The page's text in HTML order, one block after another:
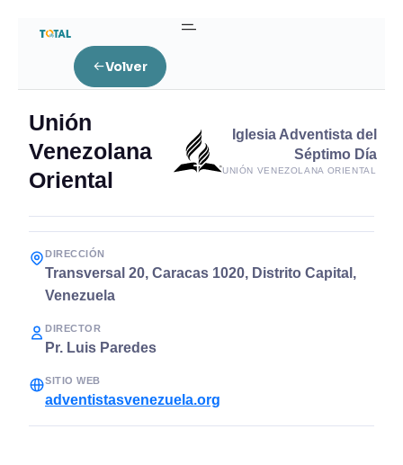
Volver
Unión
Venezolana
Oriental
Iglesia Adventista del
Séptimo Día
UNIÓN VENEZOLANA ORIENTAL
DIRECCIÓN
Transversal 20, Caracas 1020, Distrito Capital,
Venezuela
DIRECTOR
Pr. Luis Paredes
SITIO WEB
adventistasvenezuela.org